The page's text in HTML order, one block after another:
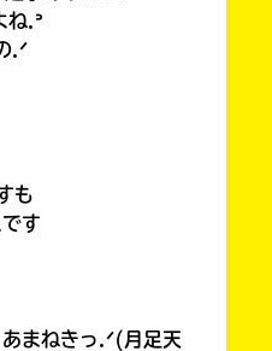
ね.ᐣ
.ᐟ
も
す
ねきっ.ᐟ(月足天